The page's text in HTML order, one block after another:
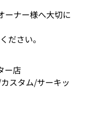
ーナー様へ大切に
ださい。
ー店
スタム/サーキッ